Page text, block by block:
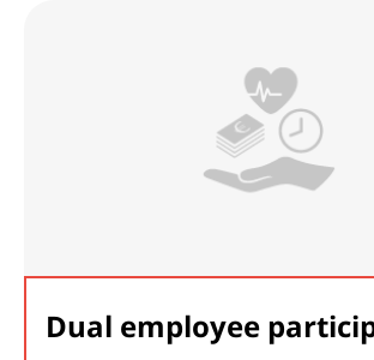
Dual employee